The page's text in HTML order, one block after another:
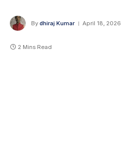
By dhiraj Kumar April 18, 2026
2 Mins Read